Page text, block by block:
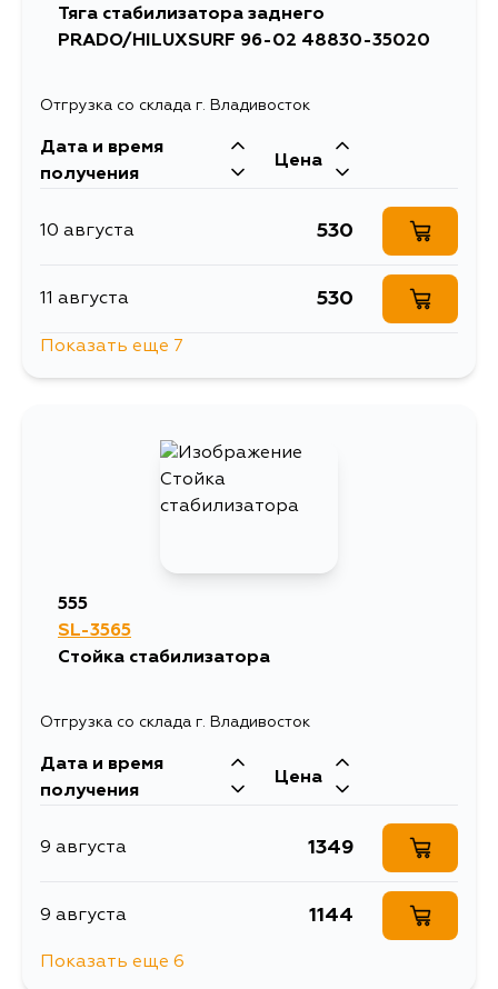
Тяга стабилизатора заднего
PRADO/HILUXSURF 96-02 48830-35020
Отгрузка со склада г. Владивосток
Дата и время
получения
Цена
10 августа 530
11 августа 530
530
17 августа
20 августа 530
Показать еще 7
555
SL-3565
Стойка стабилизатора
Отгрузка со склада г. Владивосток
Дата и время
получения
Цена
9 августа 1349
9 августа 1144
Показать еще 6